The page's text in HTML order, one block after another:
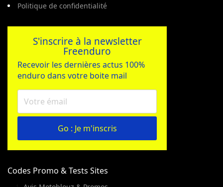
Politique de confidentialité
S'inscrire à la newsletter
Freenduro
Recevoir les dernières actus 100%
enduro dans votre boite mail
Go : Je m'inscris
Codes Promo & Tests Sites